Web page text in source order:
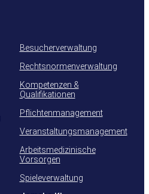
Besucherverwaltung
Rechtsnormenverwaltung
Kompetenzen &
Qualifikationen
Pflichtenmanagement
Veranstaltungsmanagement
Arbeitsmedizinische
Vorsorgen
Spieleverwaltung